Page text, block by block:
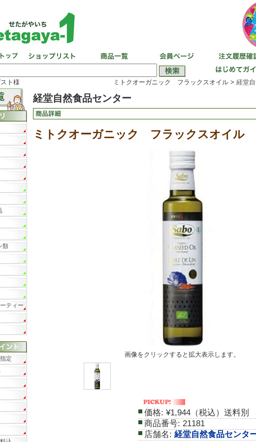
ト様 ミトクオーガニック フラックスオイル > 経堂
経堂自然食品センター
ミトクオーガニック フラックスオイル
画像をクリックすると拡大表示します。
価格: ¥1,944（税込）送料別
商品番号: 21181
店舗名: 経堂自然食品センタ
類
ティー
定